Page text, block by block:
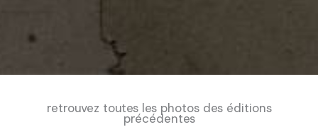
retrouvez toutes les photos des éditions
précédentes